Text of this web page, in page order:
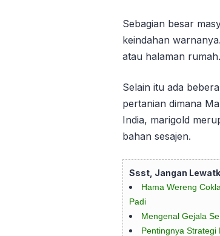
Sebagian besar
keindahan
atau halaman rumah.
Selain itu ada
pertanian dimana
India, marigold
bahan sesajen.
Ssst, Jangan
Hama Wereng
Padi
Mengenal Gejala
Pentingnya Strategi